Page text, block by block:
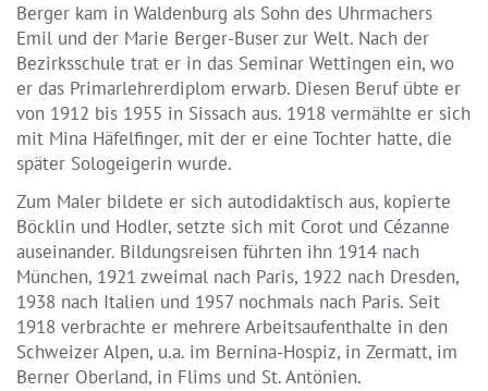
Berger kam in Waldenburg als Sohn des Uhrmachers
Emil und der Marie Berger-Buser zur Welt. Nach der
Bezirksschule trat er in das Seminar Wettingen ein, wo
er das Primarlehrerdiplom erwarb. Diesen Beruf übte er
von 1912 bis 1955 in Sissach aus. 1918 vermählte er sich
mit Mina Häfelfinger, mit der er eine Tochter hatte, die
später Sologeigerin wurde.
Zum Maler bildete er sich autodidaktisch aus, kopierte
Böcklin und Hodler, setzte sich mit Corot und Cézanne
auseinander. Bildungsreisen führten ihn 1914 nach
München, 1921 zweimal nach Paris, 1922 nach Dresden,
1938 nach Italien und 1957 nochmals nach Paris. Seit
1918 verbrachte er mehrere Arbeitsaufenthalte in den
Schweizer Alpen, u.a. im Bernina-Hospiz, in Zermatt, im
Berner Oberland, in Flims und St. Antönien.